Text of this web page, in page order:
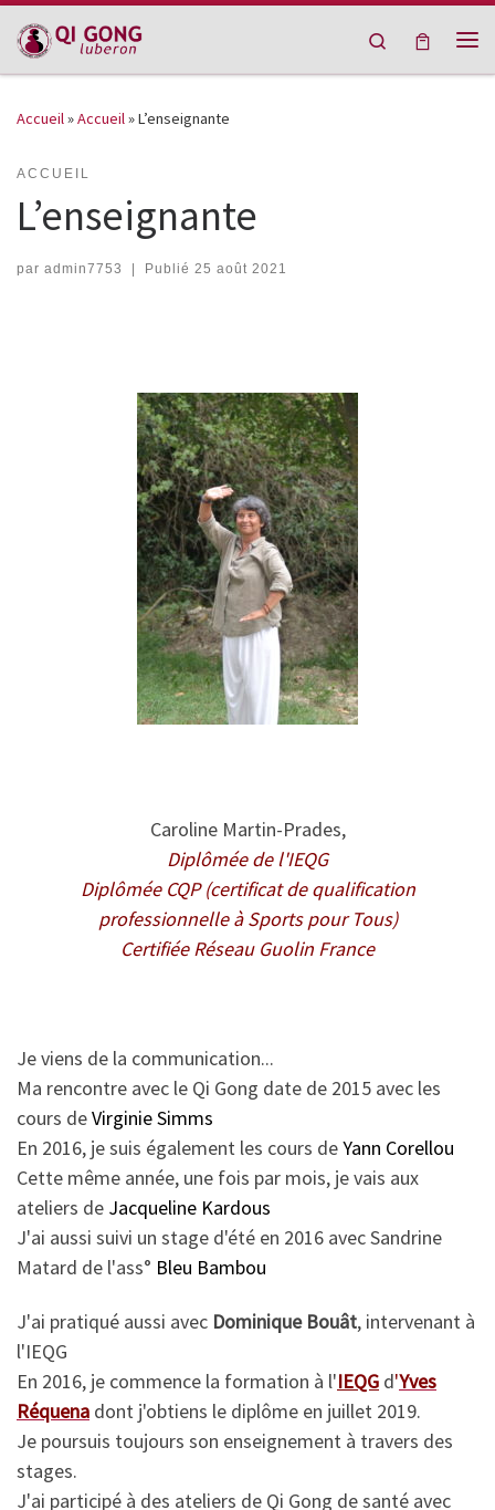
Passer au contenu
Search
Accueil»Accueil»L’enseignante
ACCUEIL
L’enseignante
par admin7753 | Publié 25 août 2021
Caroline Martin-Prades,
Diplômée de l'IEQG
Diplômée CQP (certificat de qualification
professionnelle à Sports pour Tous)
Certifiée Réseau Guolin France
Je viens de la communication...
Ma rencontre avec le Qi Gong date de 2015 avec les
cours deVirginie Simms
En 2016, je suis également les cours deYann Corellou
Cette même année, une fois par mois, je vais aux
ateliers de Jacqueline Kardous
J'ai aussi suivi un stage d'été en 2016 avec Sandrine
Matard de l'ass° Bleu Bambou
J'ai pratiqué aussi avec Dominique Bouât, intervenant à
l'IEQG
En 2016, je commence la formation à l'IEQG d'Yves
Réquena dont j'obtiens le diplôme en juillet 2019.
Je poursuis toujours son enseignement à travers des
stages.
J'ai participé à des ateliers de Qi Gong de santé avec